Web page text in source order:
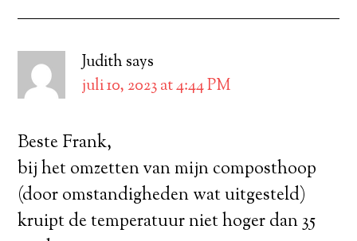
Judithsays
juli 10, 2023 at 4:44 PM
Beste Frank,
bij het omzetten van mijn composthoop
(door omstandigheden wat uitgesteld)
kruipt de temperatuur niet hoger dan 35